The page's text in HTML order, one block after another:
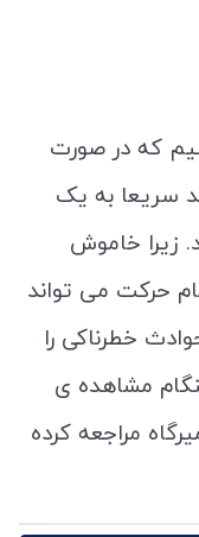
که در صورت
سریعا به یک
زیرا خاموش
حرکت می تواند
خطرناکی را
مشاهده ی
مراجعه کرده